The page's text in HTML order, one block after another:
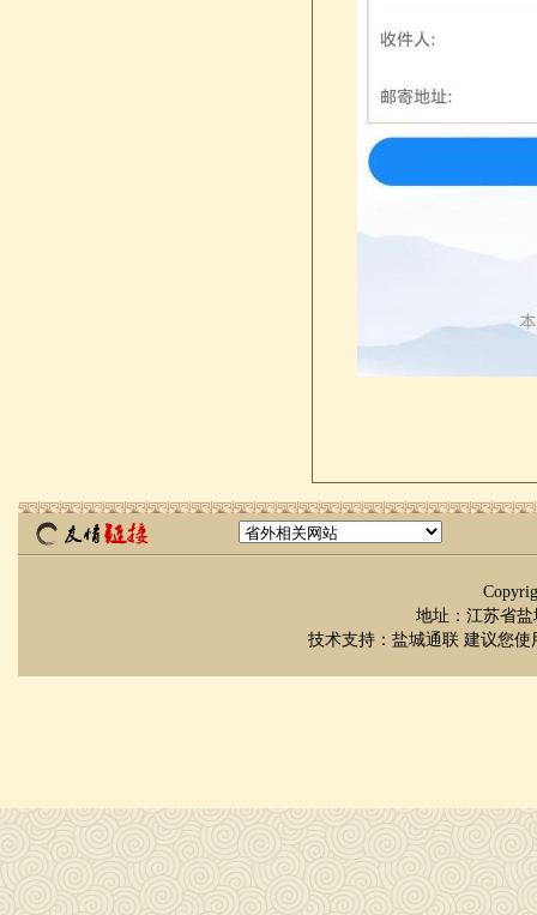
地址：江苏省盐
技术支持： 盐城通联 建议您使